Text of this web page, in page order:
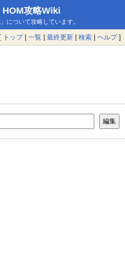
HOM攻略Wiki
について攻略しています。
[ トップ| 一覧 | 最終更新 | 検索 | ヘルプ]